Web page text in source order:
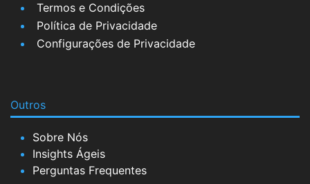
Termos e Condições
Política de Privacidade
Configurações de Privacidade
Outros
Sobre Nós
Insights Ágeis
Perguntas Frequentes